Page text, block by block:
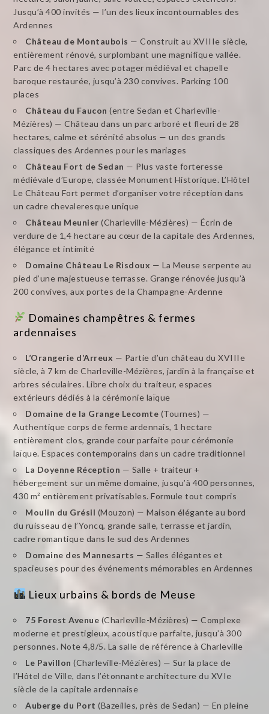
Jusqu’à 400 invités — l’un des lieux incontournables des
Ardennes
Château de Montaubois — Construit au XVIIIe siècle,
entièrement rénové, surplombant une magnifique vallée.
Parc de 4 hectares avec potager médiéval et chapelle
baroque restaurée, jusqu’à 230 convives. Parking 100
places
Château du Faucon (entre Sedan et Charleville-
Mézières) — Château dans un parc arboré et fleuri de 28
hectares, calme et sérénité absolus — un des grands
classiques des Ardennes pour les mariages
Château Fort de Sedan — Plus vaste forteresse
médiévale d’Europe, classée Monument Historique. L’Hôtel
Le Château Fort permet d’organiser votre réception dans
un cadre chevaleresque unique
Château Meunier (Charleville-Mézières) — Écrin de
verdure de 1,4 hectare au cœur de la capitale des Ardennes,
élégance et intimité
Domaine Château Le Risdoux — La Meuse serpente au
pied d’une majestueuse terrasse. Grange rénovée jusqu’à
200 convives, aux portes de la Champagne-Ardenne
Domaines champêtres & fermes
ardennaises
L’Orangerie d’Arreux — Partie d’un château du XVIIIe
siècle, à 7 km de Charleville-Mézières, jardin à la française et
arbres séculaires. Libre choix du traiteur, espaces
extérieurs dédiés à la cérémonie laïque
Domaine de la Grange Lecomte (Tournes) —
Authentique corps de ferme ardennais, 1 hectare
entièrement clos, grande cour parfaite pour cérémonie
laïque. Espaces contemporains dans un cadre traditionnel
La Doyenne Réception — Salle + traiteur +
hébergement sur un même domaine, jusqu’à 400 personnes,
430 m² entièrement privatisables. Formule tout compris
Moulin du Grésil (Mouzon) — Maison élégante au bord
du ruisseau de l’Yoncq, grande salle, terrasse et jardin,
cadre romantique dans le sud des Ardennes
Domaine des Mannesarts — Salles élégantes et
spacieuses pour des événements mémorables en Ardennes
Lieux urbains & bords de Meuse
75 Forest Avenue (Charleville-Mézières) — Complexe
moderne et prestigieux, acoustique parfaite, jusqu’à 300
personnes. Note 4,8/5. La salle de référence à Charleville
Le Pavillon (Charleville-Mézières) — Sur la place de
l’Hôtel de Ville, dans l’étonnante architecture du XVIe
siècle de la capitale ardennaise
Auberge du Port (Bazeilles, près de Sedan) — En pleine